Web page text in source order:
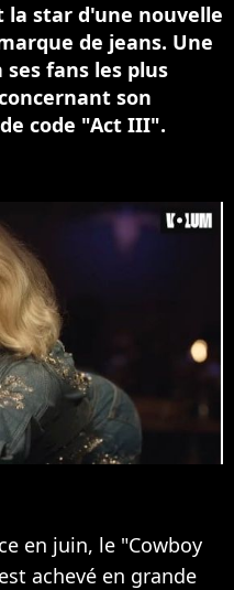
la star d'une nouvelle
de jeans. Une
fans les plus
son
code "Act III".
en juin, le "Cowboy
achevé en grande